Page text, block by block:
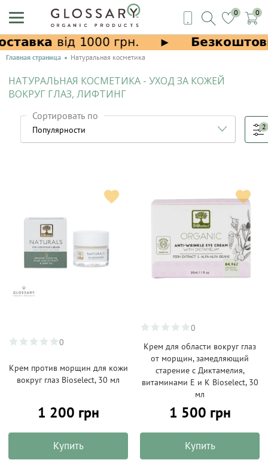
0 0
Главная страница Натуральная косметика
НАТУРАЛЬНАЯ КОСМЕТИКА - УХОД ЗА КОЖЕЙ
ВОКРУГ ГЛАЗ, ЛИФТИНГ
Сортировать по
2
0
Крем против морщин для кожи
вокруг глаз Bioselect, 30 мл
1 200 грн
Купить
0
Крем для области вокруг глаз
от морщин, замедляющий
старение с Диктамелия,
витаминами Е и К Bioselect, 30
мл
1 500 грн
Купить